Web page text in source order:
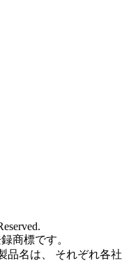
商標です。
品名は、 それぞれ各社